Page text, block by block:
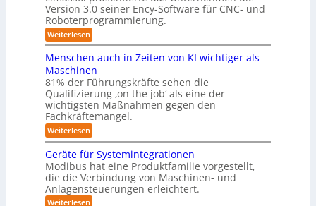
a
s
y
s
t
e
m
f
ü
r
R
o
b
o
t
R
e
i
r
ä
u
m
e
b
i
s
I
S
O
g
l
e
i
c
h
o
n
m
i
l
i
t
ä
r
i
s
c
h
e
S
t
a
t
i
o
n
e
n
-
S
c
h
w
i
ß
c
o
b
Version 3.0 seiner Ency-Software für CNC- und
Roboterprogrammierung.
Weiterlesen:
P
ä
s
e
n
t
a
t
i
o
n
v
o
n
E
n
Menschen auch in Zeiten von KI wichtiger als
Maschinen
81% der Führungskräfte sehen die
Qualifizierung ‚on the job‘ als eine der
wichtigsten Maßnahmen gegen den
Fachkräftemangel.
Weiterlesen:
M
n
s
c
h
e
Geräte für Systemintegrationen
Modibus hat eine Produktfamilie vorgestellt,
die die Verbindung von Maschinen- und
Anlagensteuerungen erleichtert.
Weiterlesen: